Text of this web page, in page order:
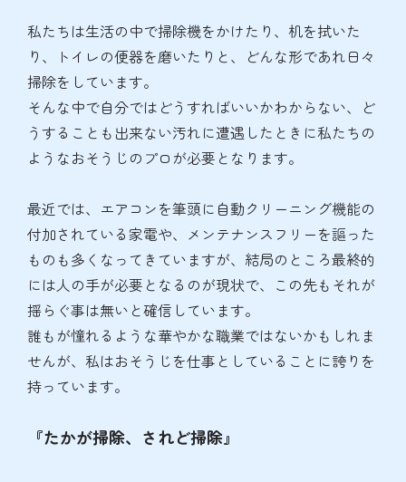
私たちは生活の中で掃除機をかけたり、机を拭いた
り、トイレの便器を磨いたりと、どんな形であれ日々
掃除をしています。
そんな中で自分ではどうすればいいかわからない、ど
うすることも出来ない汚れに遭遇したときに私たちの
ようなおそうじのプロが必要となります。
最近では、エアコンを筆頭に自動クリーニング機能の
付加されている家電や、メンテナンスフリーを謳った
ものも多くなってきていますが、結局のところ最終的
には人の手が必要となるのが現状で、この先もそれが
揺らぐ事は無いと確信しています。
誰もが憧れるような華やかな職業ではないかもしれま
せんが、私はおそうじを仕事としていることに誇りを
持っています。
『たかが掃除、されど掃除』